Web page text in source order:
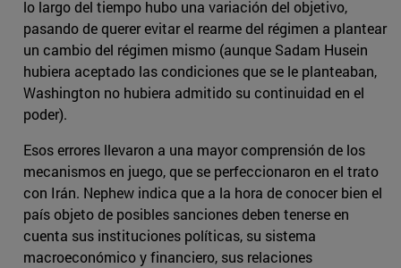
lo largo del tiempo hubo una variación del objetivo,
pasando de querer evitar el rearme del régimen a plantear
un cambio del régimen mismo (aunque Sadam Husein
hubiera aceptado las condiciones que se le planteaban,
Washington no hubiera admitido su continuidad en el
poder).
Esos errores llevaron a una mayor comprensión de los
mecanismos en juego, que se perfeccionaron en el trato
con Irán. Nephew indica que a la hora de conocer bien el
país objeto de posibles sanciones deben tenerse en
cuenta sus instituciones políticas, su sistema
macroeconómico y financiero, sus relaciones